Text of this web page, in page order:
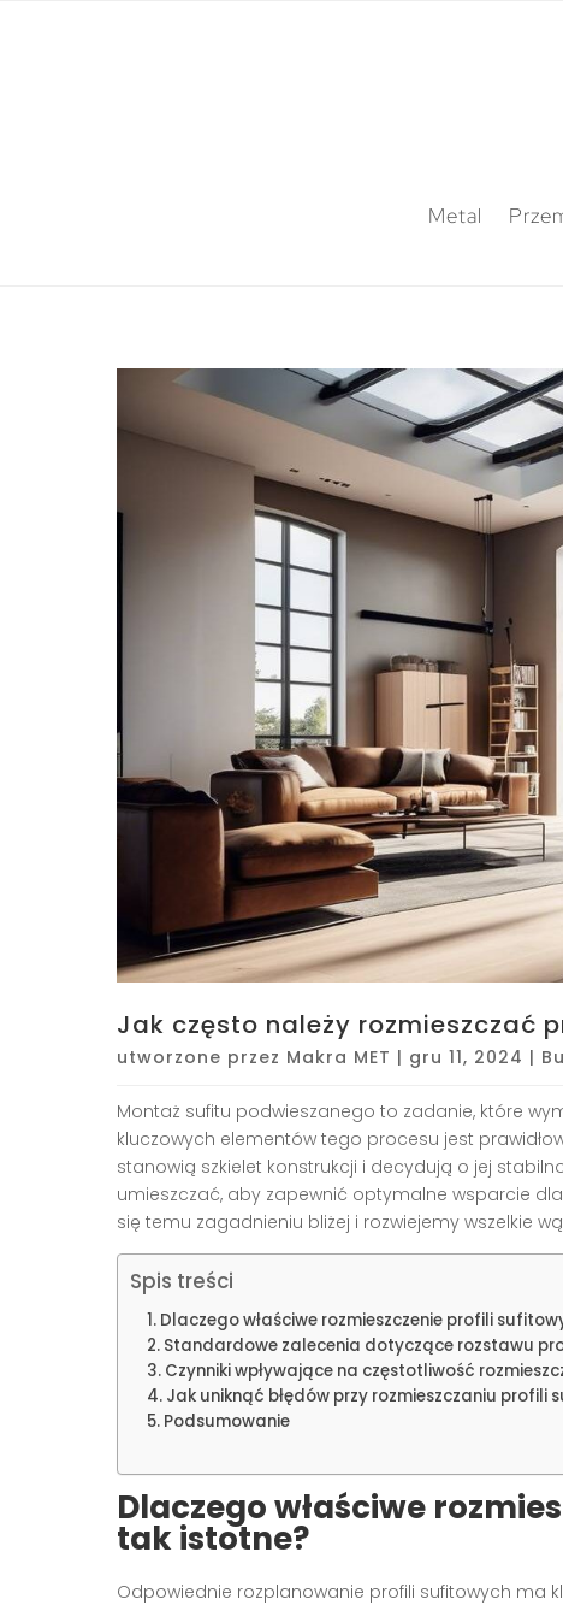
Metal
Jak często należy rozmieszczać
utworzone przez Makra MET | gru 11, 2024 |
Montaż sufitu podwieszanego to zadanie, które
kluczowych elementów tego procesu jest
stanowią szkielet konstrukcji i decydują o jej
umieszczać, aby zapewnić optymalne wsparcie
się temu zagadnieniu bliżej i rozwiejemy wszelkie
Spis treści
Dlaczego właściwe rozmieszczenie profili
Standardowe zalecenia dotyczące rozstawu
Czynniki wpływające na częstotliwość
Jak uniknąć błędów przy rozmieszczaniu profili
Podsumowanie
Dlaczego właściwe
tak istotne?
Odpowiednie rozplanowanie profili sufitowych ma